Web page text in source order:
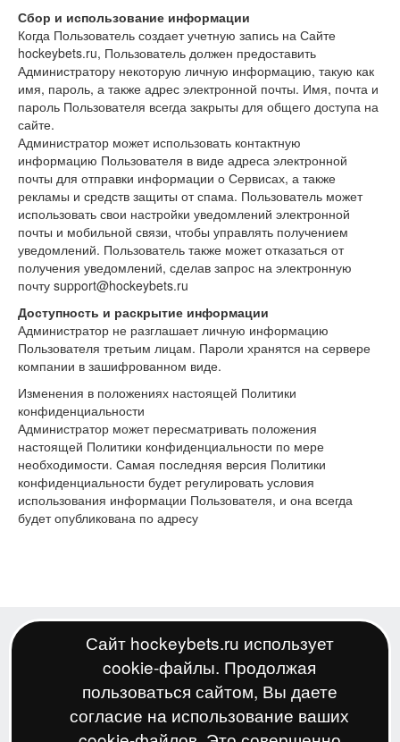
Сбор и использование информации
Когда Пользователь создает учетную запись на Сайте
hockeybets.ru, Пользователь должен предоставить
Администратору некоторую личную информацию, такую как
имя, пароль, а также адрес электронной почты. Имя, почта и
пароль Пользователя всегда закрыты для общего доступа на
сайте.
Администратор может использовать контактную
информацию Пользователя в виде адреса электронной
почты для отправки информации о Сервисах, а также
рекламы и средств защиты от спама. Пользователь может
использовать свои настройки уведомлений электронной
почты и мобильной связи, чтобы управлять получением
уведомлений. Пользователь также может отказаться от
получения уведомлений, сделав запрос на электронную
почту support@hockeybets.ru
Доступность и раскрытие информации
Администратор не разглашает личную информацию
Пользователя третьим лицам. Пароли хранятся на сервере
компании в зашифрованном виде.
Изменения в положениях настоящей Политики
конфиденциальности
Администратор может пересматривать положения
настоящей Политики конфиденциальности по мере
необходимости. Самая последняя версия Политики
конфиденциальности будет регулировать условия
использования информации Пользователя, и она всегда
будет опубликована по адресу
Сайт hockeybets.ru использует
cookie-файлы. Продолжая
пользоваться сайтом, Вы даете
согласие на использование ваших